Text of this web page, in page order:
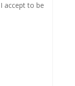
accept to be